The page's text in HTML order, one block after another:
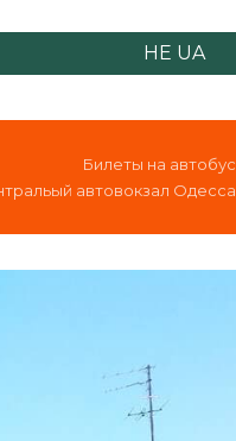
НЕ UA
Билеты на автобус
автовокзал Одесса